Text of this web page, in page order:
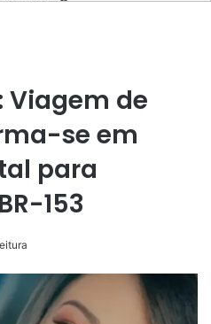
Viagem de
se em
para
153